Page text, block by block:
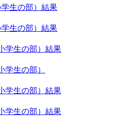
生の部）結果
生の部）結果
学生の部）結果
学生の部）
学生の部）結果
学生の部）結果